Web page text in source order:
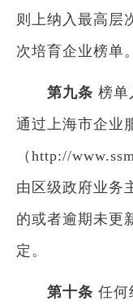
则上纳入最高层
次培育企业榜单。
第九条 榜单
通过上海市企业
（http://
由区级政府业务
的或者逾期未更
定。
第十条 任何